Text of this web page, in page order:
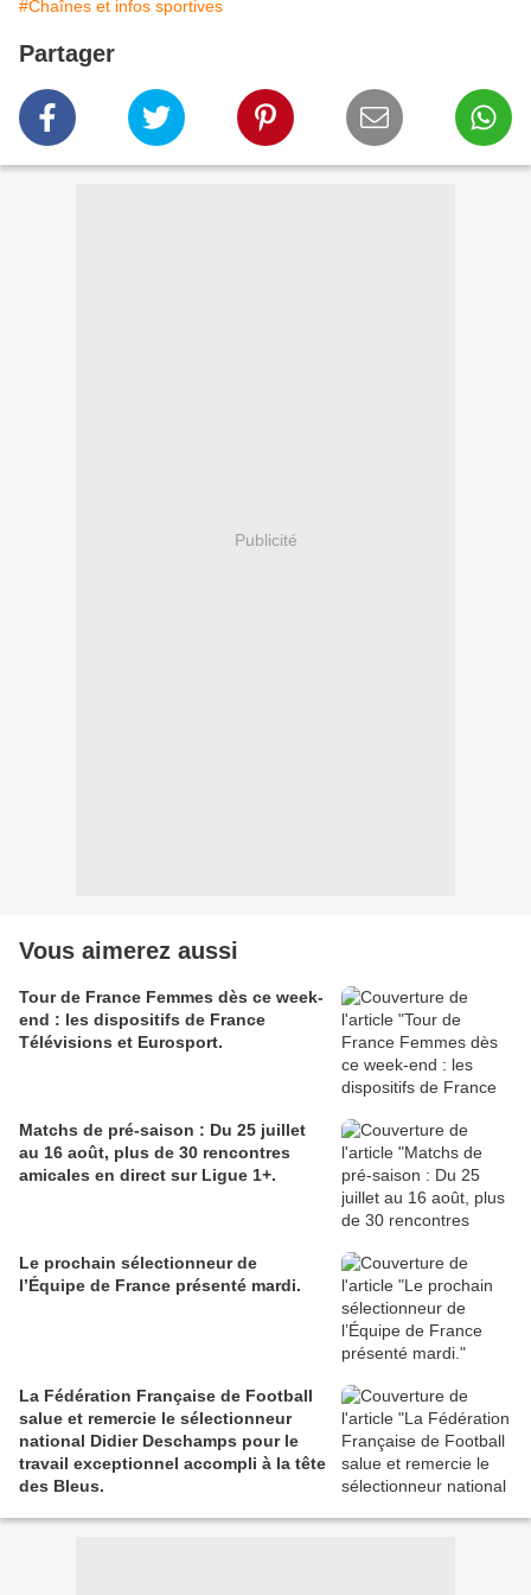
#Chaînes et infos sportives
Partager
Publicité
Vous aimerez aussi
Tour de France Femmes dès ce week-
end : les dispositifs de France
Télévisions et Eurosport.
Matchs de pré-saison : Du 25 juillet
au 16 août, plus de 30 rencontres
amicales en direct sur Ligue 1+.
Le prochain sélectionneur de
l’Équipe de France présenté mardi.
La Fédération Française de Football
salue et remercie le sélectionneur
national Didier Deschamps pour le
travail exceptionnel accompli à la tête
des Bleus.